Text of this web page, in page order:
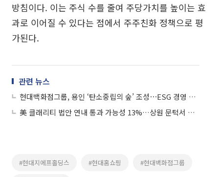
방침이다. 이는 주식 수를 줄여 주당가치를 높이는 효
과로 이어질 수 있다는 점에서 주주친화 정책으로 평
가된다.
관련 뉴스
현대백화점그룹, 용인 ‘탄소중립의 숲’ 조성⋯ESG 경영 박차
美 클래리티 법안 연내 통과 가능성 13%…상원 문턱서 제동
#현대지에프홀딩스 #현대홈쇼핑 #현대백화점그룹